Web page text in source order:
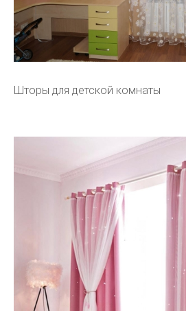
Шторы для детской комнаты